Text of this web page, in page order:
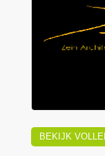
BEKIJK